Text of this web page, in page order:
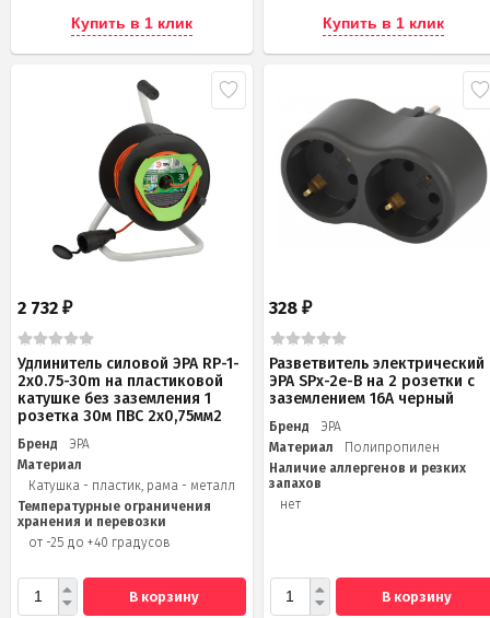
Купить в 1 клик Купить в 1 клик
2 732 ₽
Удлинитель силовой ЭРА RP-1-
2x0.75-30m на пластиковой
катушке без заземления 1
розетка 30м ПВС 2х0,75мм2
Бренд
ЭРА
Материал
Катушка - пластик, рама - металл
Температурные ограничения
хранения и перевозки
от -25 до +40 градусов
В корзину
328₽
Разветвитель электрический
ЭРА SPx-2e-B на 2 розетки с
заземлением 16А черный
Бренд
ЭРА
Материал
Полипропилен
Наличие аллергенов и резких
запахов
нет
В корзину